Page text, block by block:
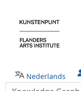
Nederlands